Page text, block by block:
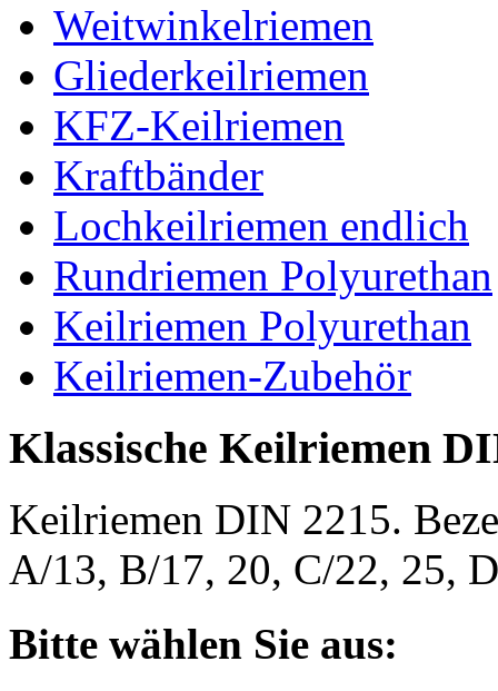
Weitwinkelriemen
Gliederkeilriemen
KFZ-Keilriemen
Kraftbänder
Lochkeilriemen endlich
Rundriemen Polyurethan
Keilriemen Polyurethan
Keilriemen-Zubehör
Klassische Keilriemen
Keilriemen DIN 2215.
A/13, B/17, 20, C/22, 25,
Bitte wählen Sie aus: